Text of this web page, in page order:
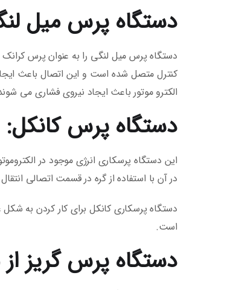
دستگاه پرس میل
دستگاه پرس میل لنگی را به عنوان پرس
کنترل متصل شده است و این اتصال باعث
الکترو موتور باعث ایجاد نیروی فشاری می
دستگاه پرس کانکل:
این دستگاه پرسکاری انرژی موجود در
در آن با استفاده از گره در قسمت اتصالی
دستگاه پرسکاری کانکل برای کار کردن به
است.
دستگاه پرس گریز از